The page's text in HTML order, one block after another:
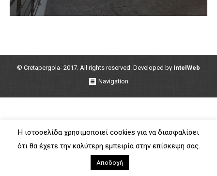
© Cretapergola- 2017. All rights reserved. Developed by IntelWeb
Navigation
Η ιστοσελίδα χρησιμοποιεί cookies για να διασφαλίσει
ότι θα έχετε την καλύτερη εμπειρία στην επίσκεψη σας.
Αποδοχή